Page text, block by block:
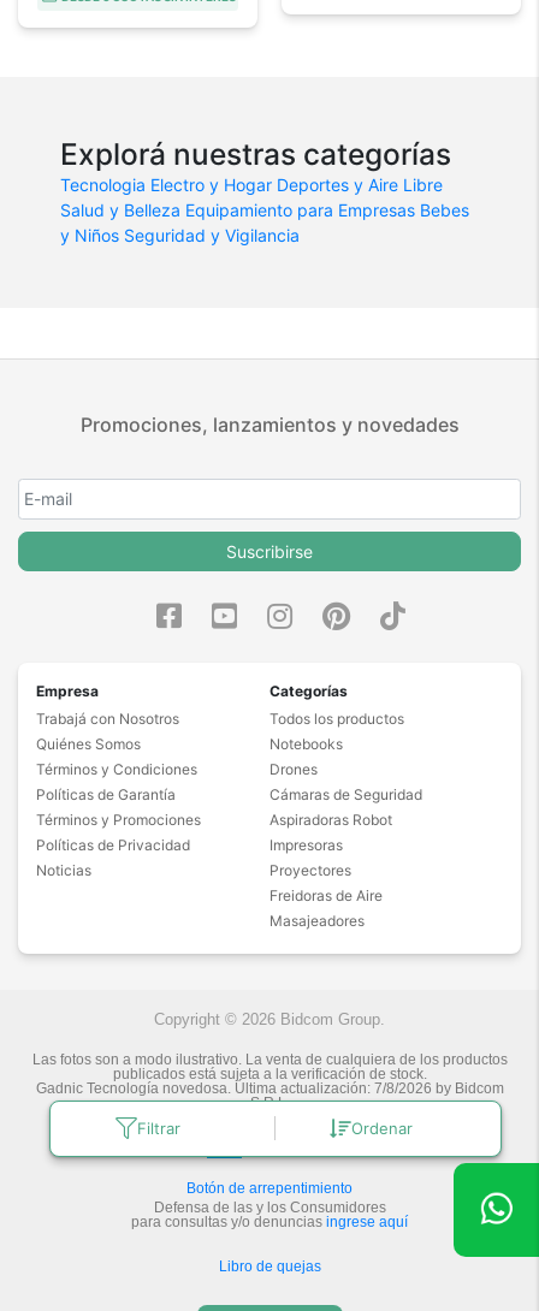
Filtrar Ordenar
Explorá nuestras categorías
Tecnologia Electro y Hogar Deportes y Aire Libre
Salud y Belleza Equipamiento para Empresas Bebes
y Niños Seguridad y Vigilancia
Promociones, lanzamientos y novedades
Suscribirse
Empresa
Trabajá con Nosotros
Quiénes Somos
Términos y Condiciones
Políticas de Garantía
Términos y Promociones
Políticas de Privacidad
Noticias
Categorías
Todos los productos
Notebooks
Drones
Cámaras de Seguridad
Aspiradoras Robot
Impresoras
Proyectores
Freidoras de Aire
Masajeadores
Copyright © 2026 Bidcom Group.
Las fotos son a modo ilustrativo. La venta de cualquiera de los productos
publicados está sujeta a la verificación de stock.
Gadnic Tecnología novedosa.Última actualización: 7/8/2026 by Bidcom
S.R.L.
Botón de arrepentimiento
Defensa de las y los Consumidores
para consultas y/o denuncias ingrese aquí
Libro de quejas